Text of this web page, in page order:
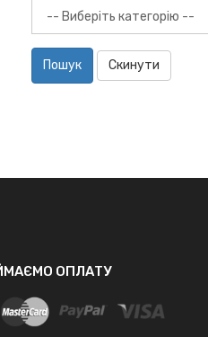
Пошук Скинути
ОПЛАТУ